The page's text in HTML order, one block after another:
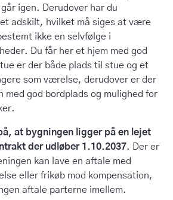
igen. Derudover har du
adskilt, hvilket må siges at være
ikke en selvfølge i
Du får her et hjem med god
er der både plads til stue og et
som værelse, derudover er der
med god bordplads og mulighed for
at bygningen ligger på en lejet
der udløber 1.10.2037. Der er
kan lave en aftale med
eller frikøb mod kompensation,
aftale parterne imellem.